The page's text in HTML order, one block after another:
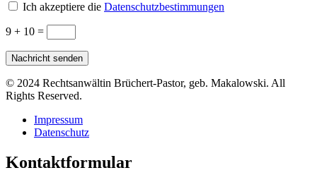
Ich akzeptiere die Datenschutzbestimmungen
9 + 10 =
Nachricht senden
© 2024 Rechtsanwältin Brüchert-Pastor, geb. Makalowski. All
Rights Reserved.
Impressum
Datenschutz
Kontaktformular